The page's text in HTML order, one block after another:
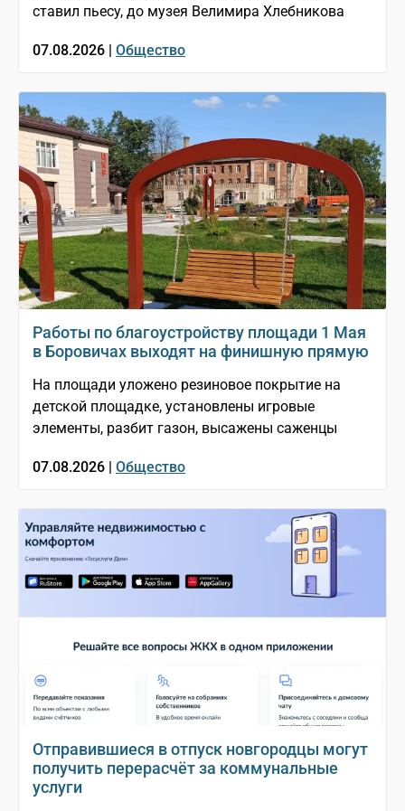
ставил пьесу, до музея Велимира Хлебникова
07.08.2026 | Общество
Работы по благоустройству площади 1 Мая
в Боровичах выходят на финишную прямую
На площади уложено резиновое покрытие на
детской площадке, установлены игровые
элементы, разбит газон, высажены саженцы
07.08.2026 | Общество
Отправившиеся в отпуск новгородцы могут
получить перерасчёт за коммунальные
услуги